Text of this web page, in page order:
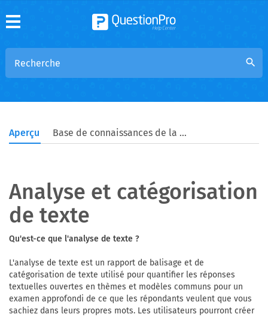
search
Aperçu Base de connaissances de la communauté
Analyse et catégorisation
de texte
Qu'est-ce que l'analyse de texte ?
L'analyse de texte est un rapport de balisage et de
catégorisation de texte utilisé pour quantifier les réponses
textuelles ouvertes en thèmes et modèles communs pour un
examen approfondi de ce que les répondants veulent que vous
sachiez dans leurs propres mots. Les utilisateurs pourront créer